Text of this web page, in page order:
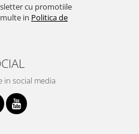
cu promotiile
in Politica de
in social media